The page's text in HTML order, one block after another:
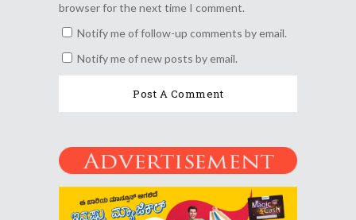
browser for the next time I comment.
Notify me of follow-up comments by email.
Notify me of new posts by email.